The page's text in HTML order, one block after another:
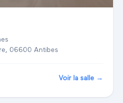
06600 Antibes
Voir la salle →